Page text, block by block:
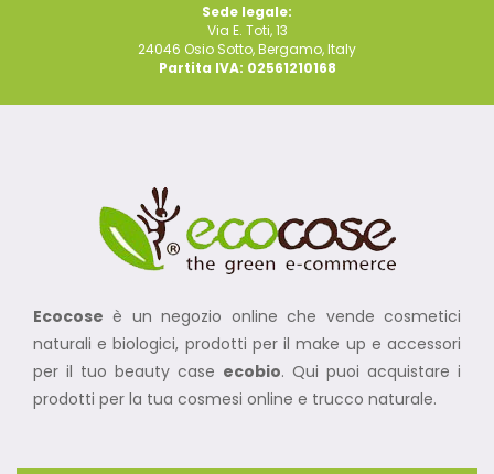
Sede legale:
Via E. Toti, 13
24046 Osio Sotto, Bergamo, Italy
Partita IVA: 02561210168
Ecocose è un negozio online che vende cosmetici
naturali e biologici, prodotti per il make up e accessori
per il tuo beauty case ecobio. Qui puoi acquistare i
prodotti per la tua cosmesi online e trucco naturale.